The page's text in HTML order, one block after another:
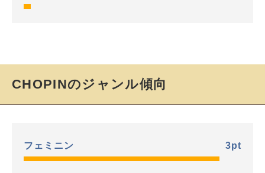
CHOPINのジャンル傾向
フェミニン 3pt